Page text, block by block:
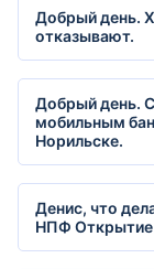
Добрый день.
отказывают.
Добрый день.
мобильным
Норильске.
Денис, что
НПФ Открытие